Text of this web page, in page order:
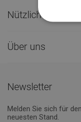
Nützliche Links
Über uns
Newsletter
Melden Sie sich für
neuesten Stand.